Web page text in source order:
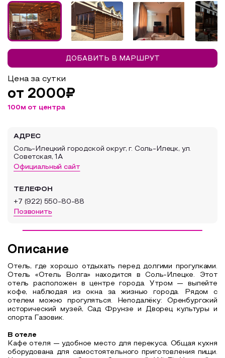
Образовательный туризм
Аттестованные экскурсоводы
Маршруты от экскурсоводов
Все маршруты
Доступная среда
ДОБАВИТЬ В МАРШРУТ
Цена за сутки
от 2000₽
100м от центра
АДРЕС
Соль-Илецкий городской округ, г. Соль-Илецк, ул.
Советская, 1А
Официальный сайт
ТЕЛЕФОН
+7 (922) 550-80-88
Позвонить
Описание
Отель, где хорошо отдыхать перед долгими прогулками.
Отель «Отель Волга» находится в Соль-Илецке. Этот
отель расположен в центре города. Утром — выпейте
кофе, наблюдая из окна за жизнью города. Рядом с
отелем можно прогуляться. Неподалёку: Оренбургский
исторический музей, Сад Фрунзе и Дворец культуры и
спорта Газовик.
В отеле
Кафе отеля — удобное место для перекуса. Общая кухня
оборудована для самостоятельного приготовления пищи.